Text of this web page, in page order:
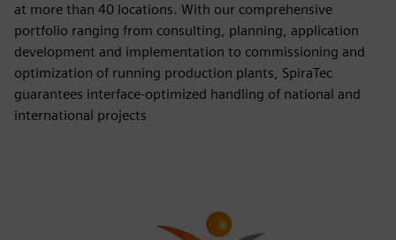
at more than 40 locations. With our comprehensive
portfolio ranging from consulting, planning, application
development and implementation to commissioning and
optimization of running production plants, SpiraTec
guarantees interface-optimized handling of national and
international projects